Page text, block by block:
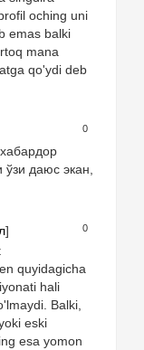
oching uni
emas balki
mana
qo'ydi deb
0
даюс экан,
0
]
quyidagicha
hali
Balki,
eski
esa yomon